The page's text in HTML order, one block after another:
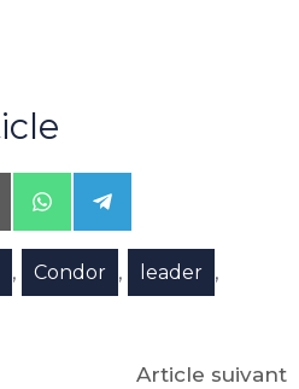
Share
on
WhatsApp
Share
on
Telegram
, Condor , leader ,
Article suivant